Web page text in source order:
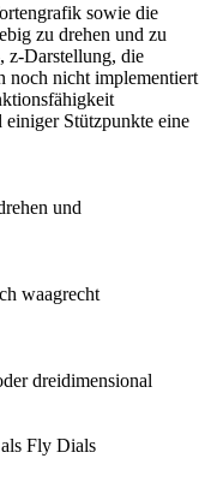
sowie die
zu drehen und zu
z-Darstellung, die
noch nicht implementiert
einiger Stützpunkte eine
und
waagrecht
dreidimensional
Fly Dials